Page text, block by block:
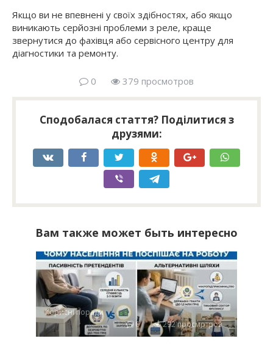
Якщо ви не впевнені у своїх здібностях, або якщо
виникають серйозні проблеми з реле, краще
звернутися до фахівця або сервісного центру для
діагностики та ремонту.
0 379 просмотров
Сподобалася стаття? Поділитися з
друзями:
Вам также может быть интересно
Корисні поради
0
292 просмотров